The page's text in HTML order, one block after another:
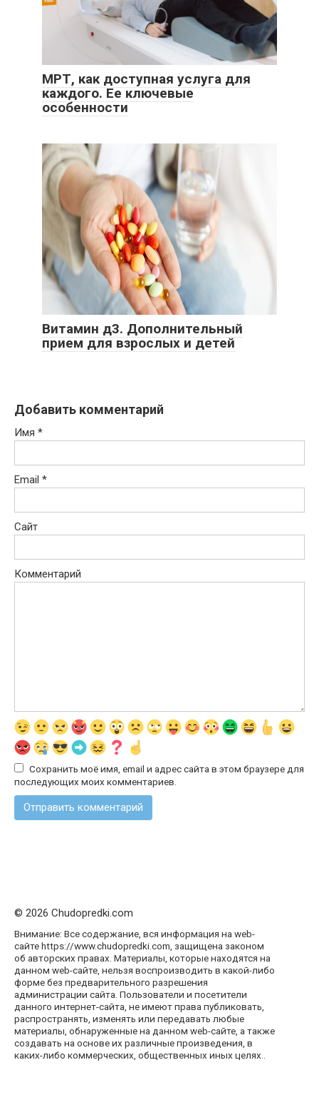
МРТ, как доступная услуга для
каждого. Ее ключевые
особенности
Витамин д3. Дополнительный
прием для взрослых и детей
Добавить комментарий
Имя *
Email *
Сайт
Комментарий
Сохранить моё имя, email и адрес сайта в этом браузере для
последующих моих комментариев.
© 2026 Chudopredki.com
Внимание: Все содержание, вся информация на web-
сайте https://www.chudopredki.com, защищена законом
об авторских правах. Материалы, которые находятся на
данном web-сайте, нельзя воспроизводить в какой-либо
форме без предварительного разрешения
администрации сайта. Пользователи и посетители
данного интернет-сайта, не имеют права публиковать,
распространять, изменять или передавать любые
материалы, обнаруженные на данном web-сайте, а также
создавать на основе их различные произведения, в
каких-либо коммерческих, общественных иных целях..